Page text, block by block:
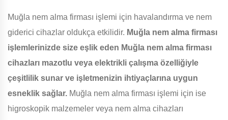
Muğla nem alma firması işlemi için havalandırma ve nem
giderici cihazlar oldukça etkilidir. Muğla nem alma firması
işlemlerinizde size eşlik eden Muğla nem alma firması
cihazları mazotlu veya elektrikli çalışma özelliğiyle
çeşitlilik sunar ve işletmenizin ihtiyaçlarına uygun
esneklik sağlar. Muğla nem alma firması işlemi için ise
higroskopik malzemeler veya nem alma cihazları